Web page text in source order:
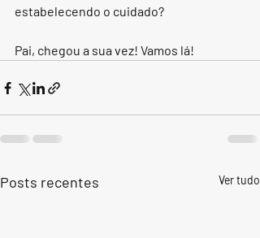
estabelecendo o cuidado?
Pai, chegou a sua vez! Vamos lá!
Posts recentes Ver tudo